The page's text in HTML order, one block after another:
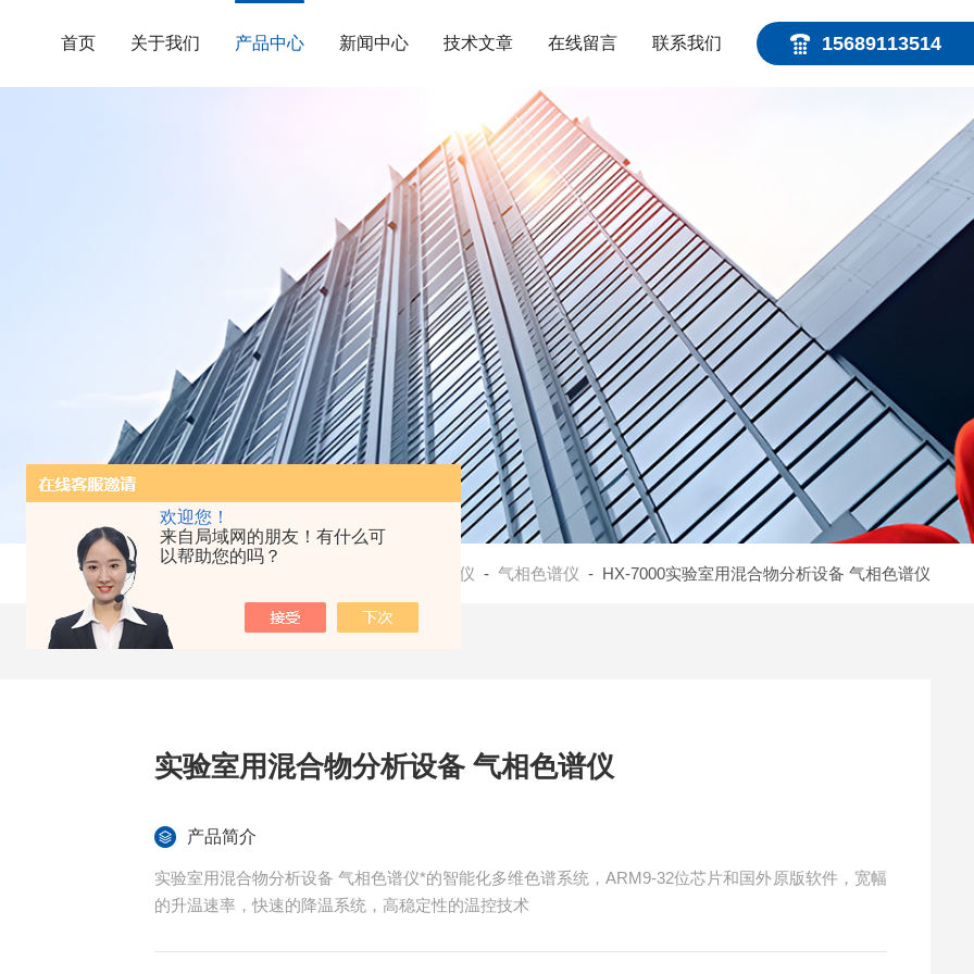
欢迎您！
来自局域网的朋友！有什么可
以帮助您的吗？
15689113514
首页 关于我们 产品中心 新闻中心 技术文章 在线留言 联系我们
实验室分析仪 - 气相色谱仪 - HX-7000实验室用混合物分析设备 气相色谱仪
实验室用混合物分析设备 气相色谱仪
产品简介
实验室用混合物分析设备 气相色谱仪*的智能化多维色谱系统，ARM9-32位芯片和国外原版软件，宽幅
的升温速率，快速的降温系统，高稳定性的温控技术